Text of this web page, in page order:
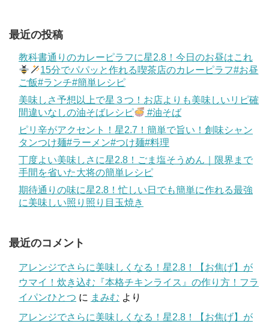
最近の投稿
教科書通りのカレーピラフに星2.8！今日のお昼はこれ
15分でパパッと作れる喫茶店のカレーピラフ#お昼
ご飯#ランチ#簡単レシピ
美味しさ予想以上で星３つ！お店よりも美味しいリピ確
間違いなしの油そばレシピ
#油そば
ピリ辛がアクセント！星2.7！簡単で旨い！創味シャン
タンつけ麺#ラーメン#つけ麺#料理
丁度よい美味しさに星2.8！ごま塩そうめん｜限界まで
手間を省いた大将の簡単レシピ
期待通りの味に星2.8！忙しい日でも簡単に作れる最強
に美味しい照り照り目玉焼き
最近のコメント
アレンジでさらに美味しくなる！星2.8！【お焦げ】が
ウマイ！炊き込む『本格チキンライス』の作り方！フラ
イパンひとつ に まみむ より
アレンジでさらに美味しくなる！星2.8！【お焦げ】が